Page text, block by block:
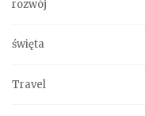
rozwój
święta
Travel